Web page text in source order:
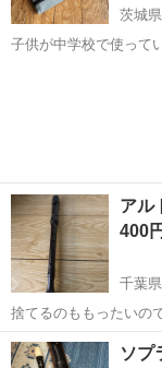
茨城
子供が中学校で使って
アル
400円
千葉
捨てるのももったいの
す。 除菌も出来る食器
た、他にも出品してい
千葉 東金市
ソプ